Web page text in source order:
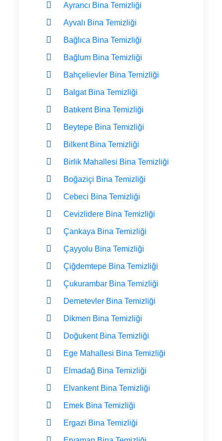
Ayrancı Bina Temizliği
Ayvalı Bina Temizliği
Bağlıca Bina Temizliği
Bağlum Bina Temizliği
Bahçelievler Bina Temizliği
Balgat Bina Temizliği
Batıkent Bina Temizliği
Beytepe Bina Temizliği
Bilkent Bina Temizliği
Birlik Mahallesi Bina Temizliği
Boğaziçi Bina Temizliği
Cebeci Bina Temizliği
Cevizlidere Bina Temizliği
Çankaya Bina Temizliği
Çayyolu Bina Temizliği
Çiğdemtepe Bina Temizliği
Çukurambar Bina Temizliği
Demetevler Bina Temizliği
Dikmen Bina Temizliği
Doğukent Bina Temizliği
Ege Mahallesi Bina Temizliği
Elmadağ Bina Temizliği
Elvankent Bina Temizliği
Emek Bina Temizliği
Ergazi Bina Temizliği